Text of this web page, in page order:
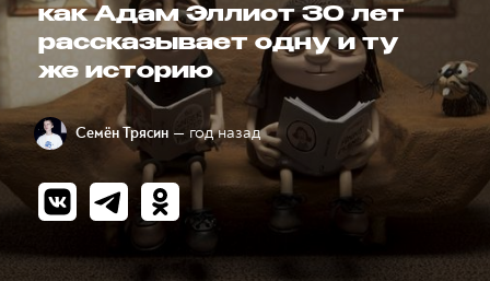
как Адам Эллиот 30 лет
рассказывает одну и ту
же историю
Семён Трясин — год назад